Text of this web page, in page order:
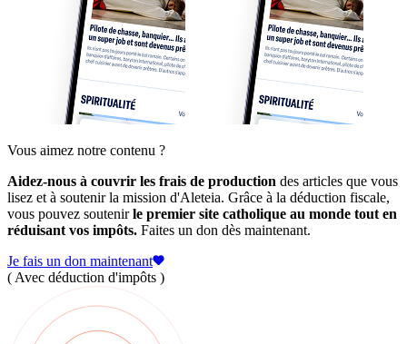
Vous aimez notre contenu ?
Aidez-nous à couvrir les frais de production des articles que vous
lisez et à soutenir la mission d'Aleteia. Grâce à la déduction fiscale,
vous pouvez soutenirle premier site catholique au monde tout en
réduisant vos impôts. Faites un don dès maintenant.
Je fais un don maintenant
( Avec déduction d'impôts )